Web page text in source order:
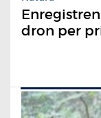
dron per